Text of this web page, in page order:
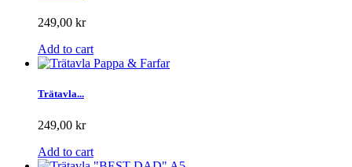
249,00 kr
Add to cart
Trätavla...
249,00 kr
Add to cart